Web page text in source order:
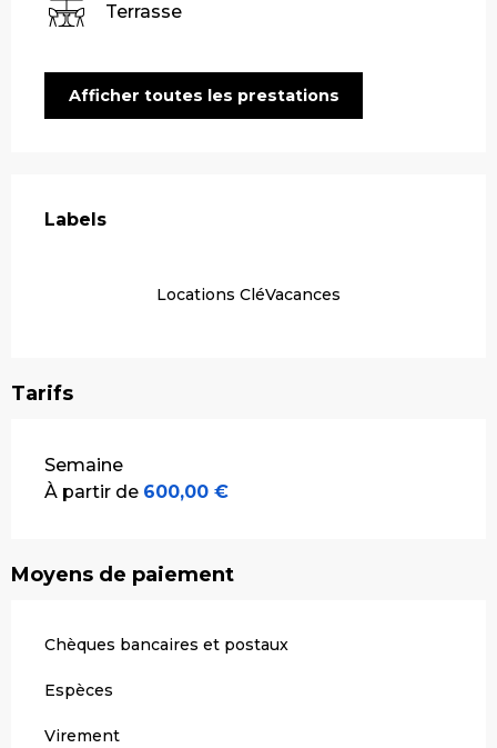
Terrasse
Afficher toutes les prestations
Labels
Labels
Locations CléVacances
Tarifs
Tarifs 2026
Semaine
À partir de 600,00 €
Moyens de paiement
Chèques bancaires et postaux
Espèces
Virement